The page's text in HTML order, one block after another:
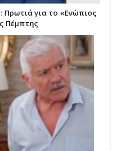
για το «Ενώπιος
Πέμπτης